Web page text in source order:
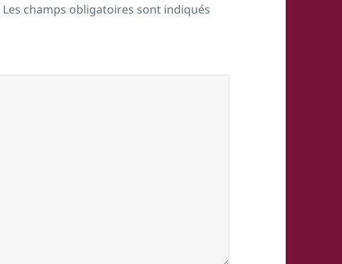
Les champs obligatoires sont indiqués